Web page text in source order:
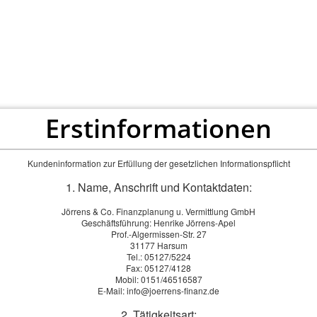
Jörrens& Co.
Vermittlung
Ihr Experte in allen
Versicherungsfragen
Erstinformationen
Kundeninformation zur Erfüllung der gesetzlichen Informationspflicht
1. Name, Anschrift und Kontaktdaten:
Jörrens & Co. Finanzplanung u. Vermittlung GmbH
Geschäftsführung: Henrike Jörrens-Apel
Prof.-Algermissen-Str. 27
31177 Harsum
Tel.: 05127/5224
Fax: 05127/4128
Mobil: 0151/46516587
E-Mail: info@joerrens-finanz.de